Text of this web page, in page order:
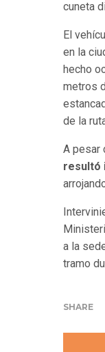
cuneta
El
en la
hecho
metros
de la
A pesar
resultó
a la
tramo
SHARE